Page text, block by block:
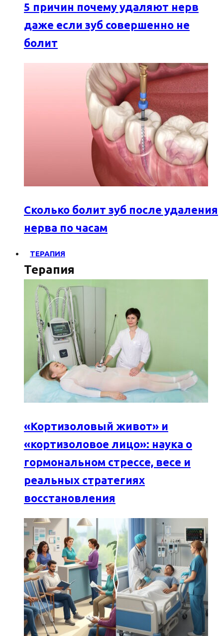
5 причин почему удаляют нерв
даже если зуб совершенно не
болит
Сколько болит зуб после удаления
нерва по часам
ТЕРАПИЯ
Терапия
«Кортизоловый живот» и
«кортизоловое лицо»: наука о
гормональном стрессе, весе и
реальных стратегиях
восстановления